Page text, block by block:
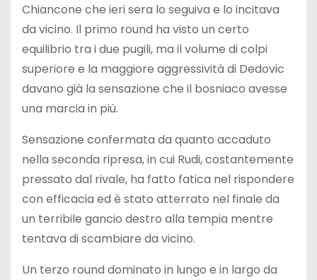
Chiancone che ieri sera lo seguiva e lo incitava
da vicino. Il primo round ha visto un certo
equilibrio tra i due pugili, ma il volume di colpi
superiore e la maggiore aggressività di Dedovic
davano già la sensazione che il bosniaco avesse
una marcia in più.
Sensazione confermata da quanto accaduto
nella seconda ripresa, in cui Rudi, costantemente
pressato dal rivale, ha fatto fatica nel rispondere
con efficacia ed è stato atterrato nel finale da
un terribile gancio destro alla tempia mentre
tentava di scambiare da vicino.
Un terzo round dominato in lungo e in largo da